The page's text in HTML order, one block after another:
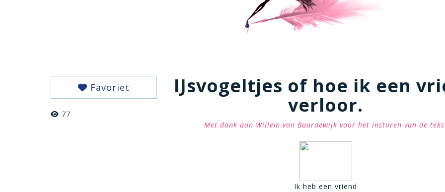
Favoriet
77
IJsvogeltjes of hoe ik een
verloor.
Met dank aan Willem van Baardewijk voor het insturen van de
Ik heb een vriend